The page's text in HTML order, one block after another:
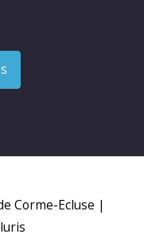
Corme-Ecluse |